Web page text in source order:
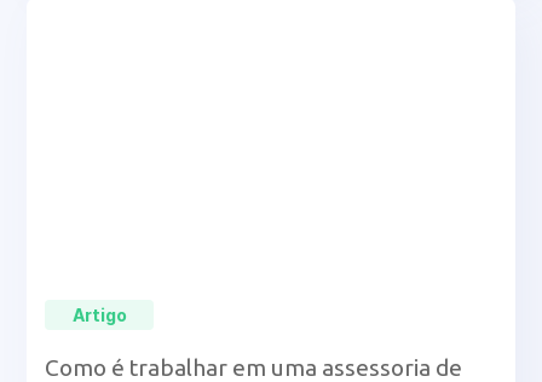
Artigo
Como é trabalhar em uma assessoria de